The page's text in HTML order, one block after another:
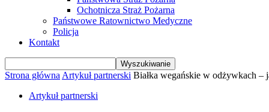
Ochotnicza Straż Pożarna
Państwowe Ratownictwo Medyczne
Policja
Kontakt
Strona główna Artykuł partnerski Białka wegańskie w odżywkach –
Artykuł partnerski